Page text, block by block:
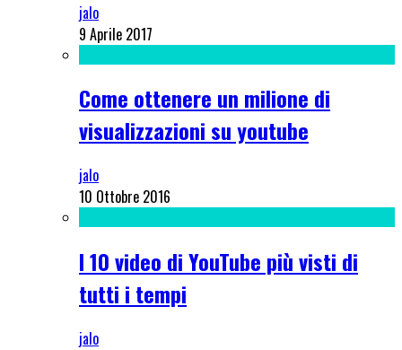
jalo
9 Aprile 2017
Come ottenere un milione di
visualizzazioni su youtube
jalo
10 Ottobre 2016
I 10 video di YouTube più visti di
tutti i tempi
jalo